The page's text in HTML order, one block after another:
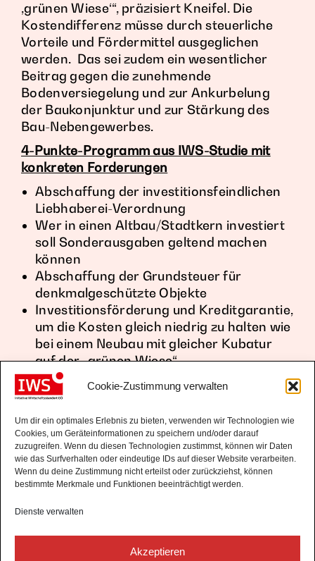
Cookie-Zustimmung verwalten
Um dir ein optimales Erlebnis zu bieten, verwenden wir Technologien wie
Cookies, um Geräteinformationen zu speichern und/oder darauf
zuzugreifen. Wenn du diesen Technologien zustimmst, können wir Daten
wie das Surfverhalten oder eindeutige IDs auf dieser Website verarbeiten.
Wenn du deine Zustimmung nicht erteilst oder zurückziehst, können
bestimmte Merkmale und Funktionen beeinträchtigt werden.
Dienste verwalten
Akzeptieren
,grünen Wiese‘“, präzisiert Kneifel. Die
Kostendifferenz müsse durch steuerliche
Vorteile und Fördermittel ausgeglichen
werden. Das sei zudem ein wesentlicher
Beitrag gegen die zunehmende
Bodenversiegelung und zur Ankurbelung
der Baukonjunktur und zur Stärkung des
Bau-Nebengewerbes.
4-Punkte-Programm aus IWS-Studie mit
konkreten Forderungen
Abschaffung der investitionsfeindlichen
Liebhaberei-Verordnung
Wer in einen Altbau/Stadtkern investiert
soll Sonderausgaben geltend machen
können
Abschaffung der Grundsteuer für
denkmalgeschützte Objekte
Investitionsförderung und Kreditgarantie,
um die Kosten gleich niedrig zu halten wie
bei einem Neubau mit gleicher Kubatur
auf der „grünen Wiese“
Oberösterreich